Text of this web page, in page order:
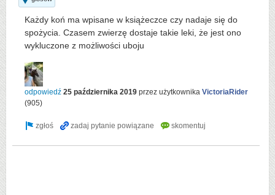
Każdy koń ma wpisane w książeczce czy nadaje się do
spożycia. Czasem zwierzę dostaje takie leki, że jest ono
wykluczone z możliwości uboju
odpowiedź 25 października 2019 przez użytkownika VictoriaRider
(905)